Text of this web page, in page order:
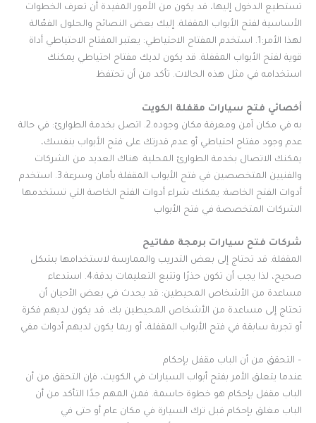
تستطيع الدخول إليها، قد يكون من الأمور المفيدة أن تعرف الخطوات
الأساسية لفتح الأبواب المقفلة. إليك بعض النصائح والحلول الفعّالة
لهذا الأمر:1. استخدم المفتاح الاحتياطي: يعتبر المفتاح الاحتياطي أداة
قوية لفتح الأبواب المقفلة. قد يكون لديك مفتاح احتياطي يمكنك
استخدامه في مثل هذه الحالات. تأكد من أن تحتفظ
أخصائي فتح سيارات مقفلة الكويت
به في مكان آمن ومعرفة مكان وجوده.2. اتصل بخدمة الطوارئ: في حالة
عدم وجود مفتاح احتياطي أو عدم قدرتك على فتح الأبواب بنفسك،
يمكنك الاتصال بخدمة الطوارئ المحلية. هناك العديد من الشركات
والفنيين المتخصصين في فتح الأبواب المقفلة بأمان وسرعة.3. استخدم
أدوات الفتح الخاصة: يمكنك شراء أدوات الفتح الخاصة التي تستخدمها
الشركات المتخصصة في فتح الأبواب
شركات فتح سيارات برمجة مفاتيح
المقفلة. قد تحتاج إلى بعض التدريب والممارسة لاستخدامها بشكل
صحيح، لذا يجب أن تكون حذرًا وتتبع التعليمات بدقة.4. استدعاء
مساعدة من الأشخاص المحيطين: قد يحدث في بعض الأحيان أن
تحتاج إلى مساعدة من الأشخاص المحيطين بك. قد يكون لديهم فكرة
أو تجربة سابقة في فتح الأبواب المقفلة، أو ربما يكون لديهم أدوات مفي
– التحقق من أن الباب مقفل بإحكام
عندما يتعلق الأمر بفتح أبواب السيارات في الكويت، فإن التحقق من أن
الباب مقفل بإحكام هو خطوة حاسمة. فمن المهم جدًا التأكد من أن
الباب مغلق بإحكام قبل ترك السيارة في مكان عام أو حتى في